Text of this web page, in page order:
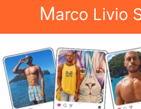
Marco Livio